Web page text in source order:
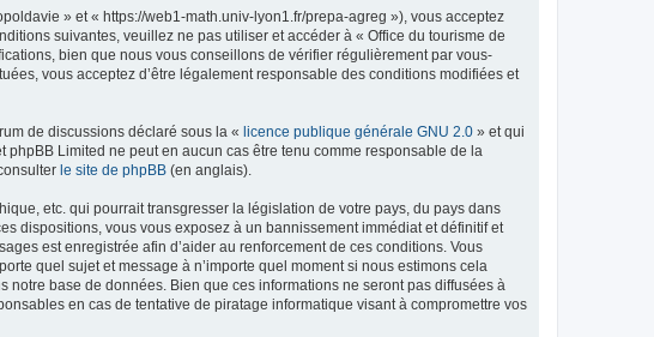
» et « https://web1-math.univ-lyon1.fr/prepa-agreg »), vous acceptez
suivantes, veuillez ne pas utiliser et accéder à « Office du tourisme de
bien que nous vous conseillons de vérifier régulièrement par vous-
vous acceptez d’être légalement responsable des conditions modifiées et
de discussions déclaré sous la « licence publique générale GNU 2.0 » et qui
Limited ne peut en aucun cas être tenu comme responsable de la
le site de phpBB (en anglais).
etc. qui pourrait transgresser la législation de votre pays, du pays dans
dispositions, vous vous exposez à un bannissement immédiat et définitif et
est enregistrée afin d’aider au renforcement de ces conditions. Vous
quel sujet et message à n’importe quel moment si nous estimons cela
base de données. Bien que ces informations ne seront pas diffusées à
en cas de tentative de piratage informatique visant à compromettre vos